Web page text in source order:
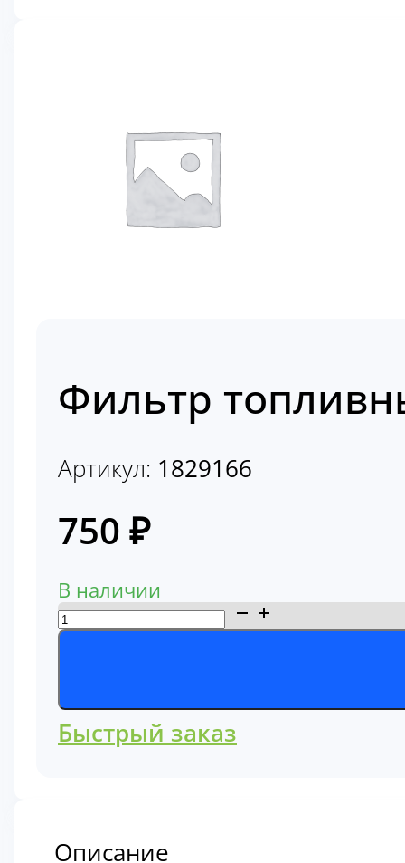
Фильтр
Артикул: 1829166
750 ₽
В наличии
Количество
товара
топливный
1829166
Быстрый заказ
Описание